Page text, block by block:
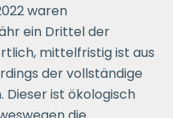
waren
ein Drittel der
mittelfristig ist aus
der vollständige
Dieser ist ökologisch